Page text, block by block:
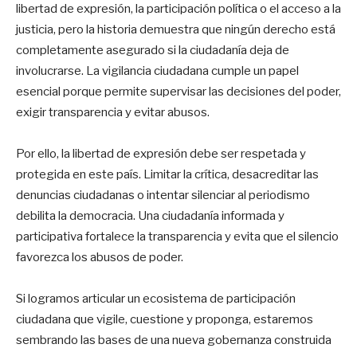
libertad de expresión, la participación política o el acceso a la
justicia, pero la historia demuestra que ningún derecho está
completamente asegurado si la ciudadanía deja de
involucrarse. La vigilancia ciudadana cumple un papel
esencial porque permite supervisar las decisiones del poder,
exigir transparencia y evitar abusos.
Por ello, la libertad de expresión debe ser respetada y
protegida en este país. Limitar la crítica, desacreditar las
denuncias ciudadanas o intentar silenciar al periodismo
debilita la democracia. Una ciudadanía informada y
participativa fortalece la transparencia y evita que el silencio
favorezca los abusos de poder.
Si logramos articular un ecosistema de participación
ciudadana que vigile, cuestione y proponga, estaremos
sembrando las bases de una nueva gobernanza construida